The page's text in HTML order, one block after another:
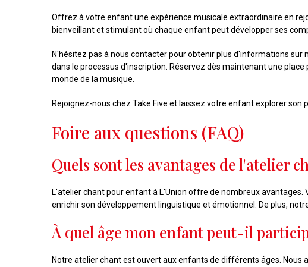
Offrez à votre enfant une expérience musicale extraordinaire en
bienveillant et stimulant où chaque enfant peut développer ses
N'hésitez pas à nous contacter pour obtenir plus d'informations
dans le processus d'inscription. Réservez dès maintenant une
monde de la musique.
Rejoignez-nous chez Take Five et laissez votre enfant explorer
Foire aux questions (FAQ)
Quels sont les avantages de l'atelier
L'atelier chant pour enfant à L'Union offre de nombreux
enrichir son développement linguistique et émotionnel. De plus,
À quel âge mon enfant peut-il
Notre atelier chant est ouvert aux enfants de différents âges.